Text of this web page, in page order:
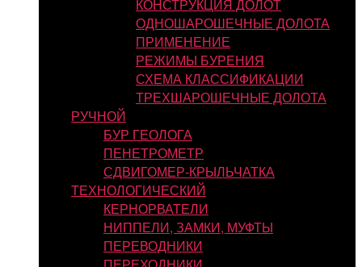
КОНСТРУКЦИЯ ДОЛОТ
ОДНОШАРОШЕЧНЫЕ ДОЛОТА
ПРИМЕНЕНИЕ
РЕЖИМЫ БУРЕНИЯ
СХЕМА КЛАССИФИКАЦИИ
ТРЕХШАРОШЕЧНЫЕ ДОЛОТА
РУЧНОЙ
БУР ГЕОЛОГА
ПЕНЕТРОМЕТР
СДВИГОМЕР-КРЫЛЬЧАТКА
ТЕХНОЛОГИЧЕСКИЙ
КЕРНОРВАТЕЛИ
НИППЕЛИ, ЗАМКИ, МУФТЫ
ПЕРЕВОДНИКИ